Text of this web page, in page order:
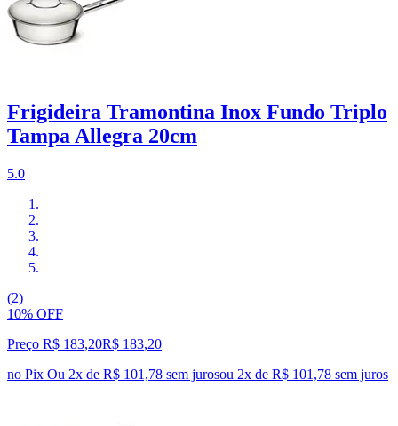
Frigideira Tramontina Inox Fundo Triplo
Tampa Allegra 20cm
5.0
(2)
10% OFF
Preço R$ 183,20R$ 183,20
no Pix Ou 2x de R$ 101,78 sem jurosou 2x de R$ 101,78 sem juros